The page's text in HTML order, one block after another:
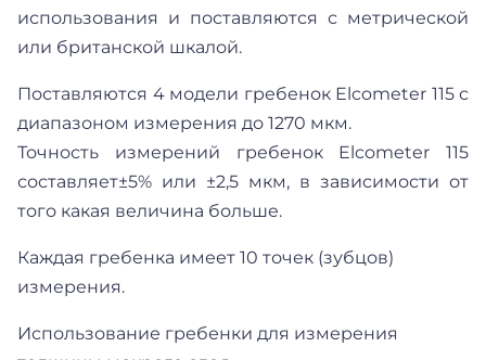
использования и поставляются с метрической
или британской шкалой.
Поставляются 4 модели гребенок Elcometer 115 с
диапазоном измерения до 1270 мкм.
Точность измерений гребенок Elcometer 115
составляет±5% или ±2,5 мкм, в зависимости от
того какая величина больше.
Каждая гребенка имеет 10 точек (зубцов)
измерения.
Использование гребенки для измерения